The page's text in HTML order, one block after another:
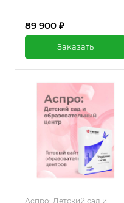
учетом особенностей
образовательной сферы:
продуманная структура,
89 900 ₽
Заказать
Аспро: Детский сад и